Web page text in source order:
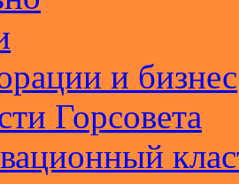
и бизнес
Горсовета